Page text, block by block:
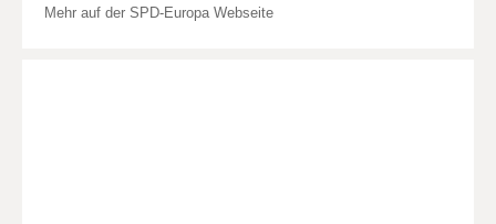
Mehr auf der SPD-Europa Webseite